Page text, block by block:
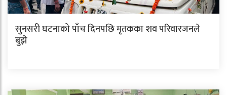
सुनसरी घटनाको पाँच दिनपछि मृतकका शव परिवारजनले
बुझे